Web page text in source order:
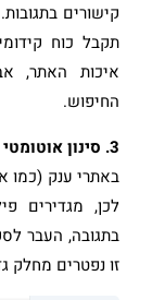
קישורים
תקבל כוח
איכות האתר,
החיפוש.
3. סינון אוטומטי
באתרי ענק (כמו
בתגובה, העבר
זו נפטרים מחלק